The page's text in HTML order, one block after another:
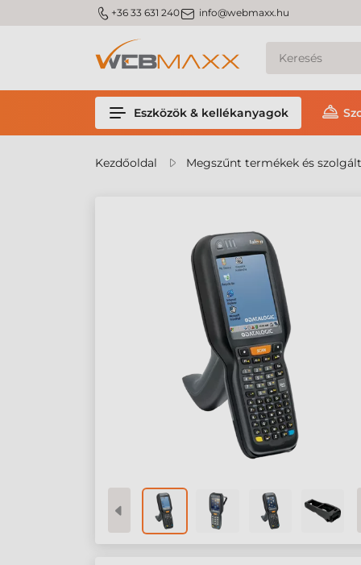
m_phone +36 33 631 240m_email info@webmaxx.hu
Eszközök & kellékanyagok
Kezdőoldal Megszűnt termékek és